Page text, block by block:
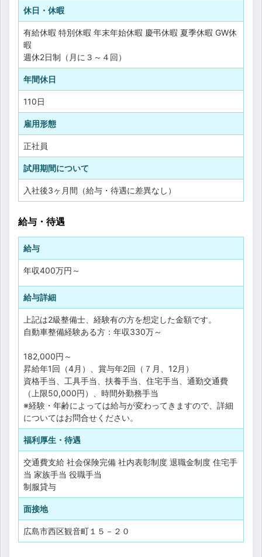
休日・休暇
有給休暇 特別休暇 年末年始休暇 慶弔休暇 夏季休暇 GW休
暇
週休2日制（月に３～４回）
年間休日
110日
雇用形態
正社員
試用期間について
入社後3ヶ月間（給与・待遇に差異なし）
給与・待遇
給与
年収400万円 ～
給与詳細
上記は2級整備士、経験有の方を想定した金額です。
自動車整備経験ある方：年収330万～
182,000円～
昇給年1回（4月）、賞与年2回（７月、12月）
資格手当、工具手当、扶養手当、住宅手当、通勤交通費
（上限50,000円）、時間外勤務手当
※経験・年齢によっては給与が変わってきますので、詳細
についてはお問合せください。
福利厚生・待遇
交通費支給 社会保険完備 社内表彰制度 退職金制度 住宅手
当 家族手当 役職手当
制服貸与
面接地
広島市西区観音町１５－２０